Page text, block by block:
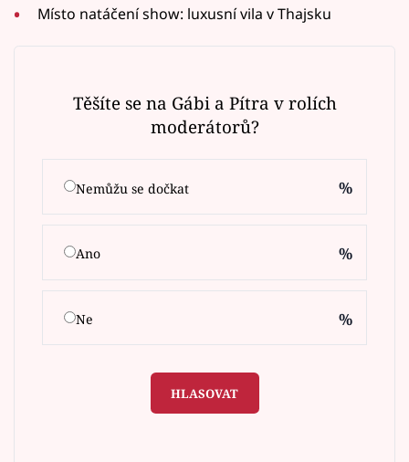
Místo natáčení show: luxusní vila v Thajsku
Těšíte se na Gábi a Pítra v rolích
moderátorů?
Nemůžu se dočkat %
Ano %
Ne %
HLASOVAT